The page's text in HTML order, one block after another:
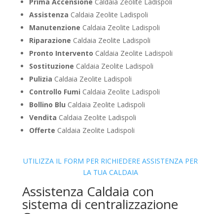
Assistenza Caldaia Zeolite Ladispoli
Manutenzione Caldaia Zeolite Ladispoli
Riparazione Caldaia Zeolite Ladispoli
Pronto Intervento Caldaia Zeolite Ladispoli
Sostituzione Caldaia Zeolite Ladispoli
Pulizia Caldaia Zeolite Ladispoli
Controllo Fumi Caldaia Zeolite Ladispoli
Bollino Blu Caldaia Zeolite Ladispoli
Vendita Caldaia Zeolite Ladispoli
Offerte Caldaia Zeolite Ladispoli
UTILIZZA IL FORM PER RICHIEDERE ASSISTENZA PER
LA TUA CALDAIA
Assistenza Caldaia con
sistema di centralizzazione